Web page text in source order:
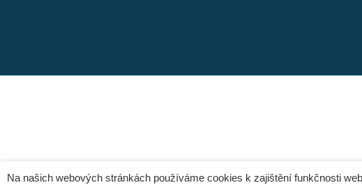
Na našich webových stránkách používáme cookies k zajištění funkčnosti